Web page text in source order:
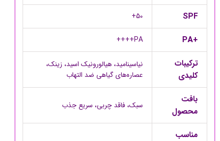
SPF
50+
+PA
PA++++
ترکیبات
کلیدی
نیاسینامید، هیالورونیک اسید، زینک،
عصاره‌های گیاهی ضد التهاب
بافت
محصول
سبک، فاقد چربی، سریع جذب
مناسب